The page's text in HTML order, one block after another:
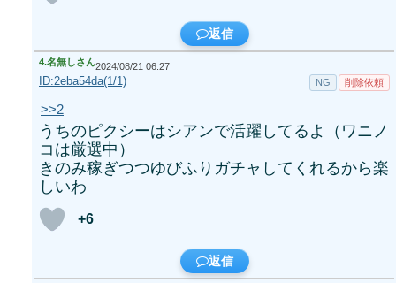
返信
4.名無しさん2024/08/21 06:27
ID:2eba54da(1/1) NG 削除依頼
>>2
うちのピクシーはシアンで活躍してるよ（ワニノ
コは厳選中）
きのみ稼ぎつつゆびふりガチャしてくれるから楽
しいわ
+6
返信